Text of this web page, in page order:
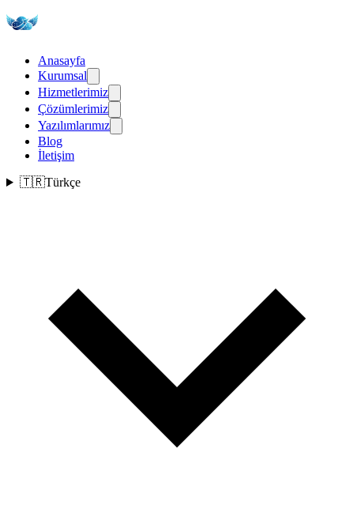
Anasayfa
Kurumsal
Hizmetlerimiz
Çözümlerimiz
Yazılımlarımız
Blog
İletişim
🇹🇷Türkçe